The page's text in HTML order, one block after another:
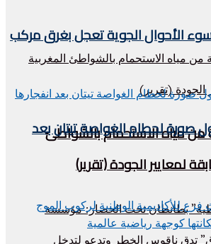
من مياه الاستحمام بالشواطئ
لمعايير الجودة (تقرير)
الأحوال الجوية تعجل بغرق مركب
لحطام الغواصة تيتان بعد